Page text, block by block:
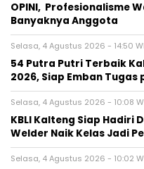
OPINI, Profesionalisme
Banyaknya Anggota
Selasa, 4 Agustus 2026 - 14:50
54 Putra Putri Terbaik
2026, Siap Emban Tugas
Selasa, 4 Agustus 2026 - 10:08
KBLI Kalteng Siap Hadiri
Welder Naik Kelas Jadi
Selasa, 4 Agustus 2026 - 10:02